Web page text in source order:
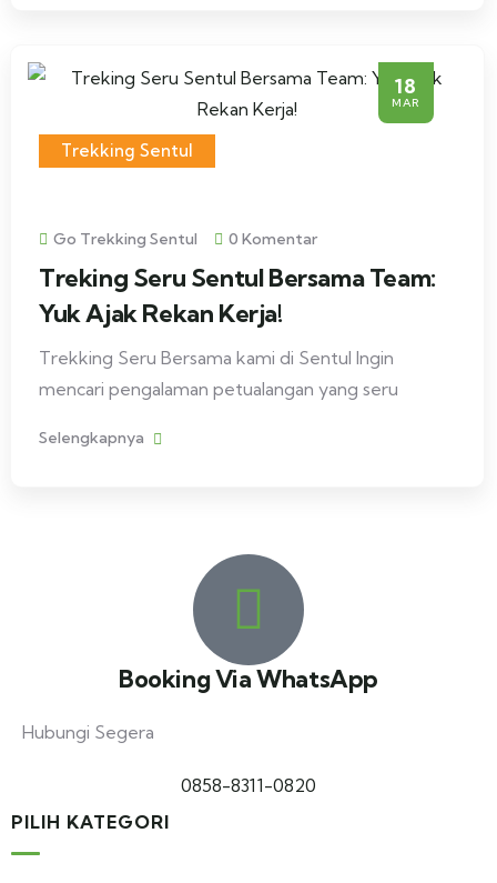
18
MAR
Trekking Sentul
Go Trekking Sentul 0 Komentar
Treking Seru Sentul Bersama Team:
Yuk Ajak Rekan Kerja!
Trekking Seru Bersama kami di Sentul Ingin
mencari pengalaman petualangan yang seru
Selengkapnya
Booking Via WhatsApp
Hubungi Segera
0858-8311-0820
PILIH KATEGORI